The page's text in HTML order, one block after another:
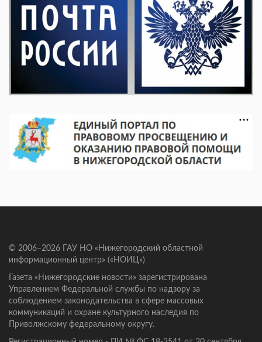
© 2006–2026 ГАУ НО «Нижегородский областной
информационный центр» («НОИЦ»)
Газета «Нижегородские новости» зарегистрирована
Управлением Федеральной службы по надзору за
соблюдением законодательства в сфере массовых
коммуникаций и охране культурного наследия по
Приволжскому федеральному округу.